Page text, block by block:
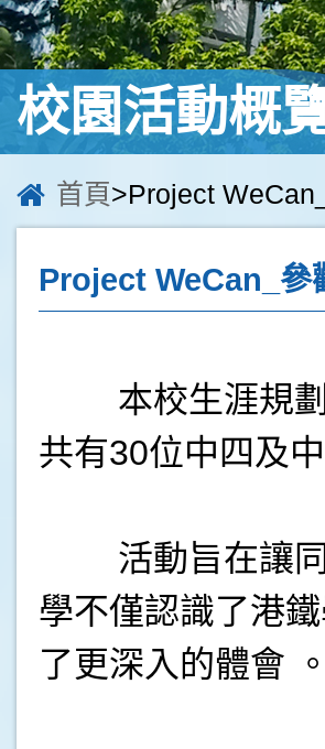
校園活動概
首頁>Project
Project WeCan_參
本校生涯規劃
共有30位中四及
活動旨在讓同
學不僅認識了港
了更深入的體會 。